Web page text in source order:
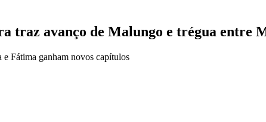
traz avanço de Malungo e trégua entre
Fátima ganham novos capítulos